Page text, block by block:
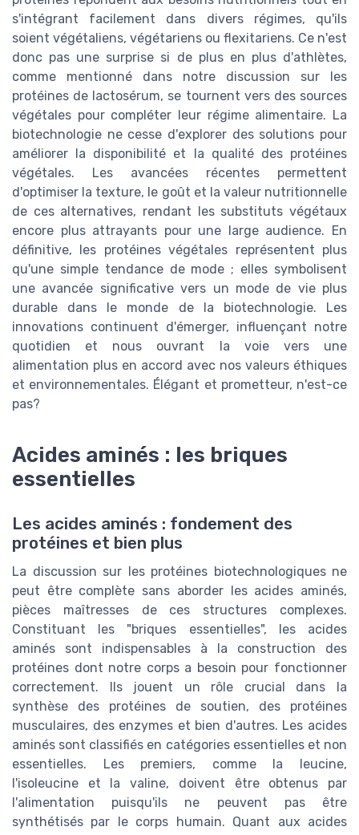
s'intégrant facilement dans divers régimes, qu'ils
soient végétaliens, végétariens ou flexitariens. Ce n'est
donc pas une surprise si de plus en plus d'athlètes,
comme mentionné dans notre discussion sur les
protéines de lactosérum, se tournent vers des sources
végétales pour compléter leur régime alimentaire. La
biotechnologie ne cesse d'explorer des solutions pour
améliorer la disponibilité et la qualité des protéines
végétales. Les avancées récentes permettent
d'optimiser la texture, le goût et la valeur nutritionnelle
de ces alternatives, rendant les substituts végétaux
encore plus attrayants pour une large audience. En
définitive, les protéines végétales représentent plus
qu'une simple tendance de mode ; elles symbolisent
une avancée significative vers un mode de vie plus
durable dans le monde de la biotechnologie. Les
innovations continuent d'émerger, influençant notre
quotidien et nous ouvrant la voie vers une
alimentation plus en accord avec nos valeurs éthiques
et environnementales. Élégant et prometteur, n'est-ce
pas?
Acides aminés : les briques
essentielles
Les acides aminés : fondement des
protéines et bien plus
La discussion sur les protéines biotechnologiques ne
peut être complète sans aborder les acides aminés,
pièces maîtresses de ces structures complexes.
Constituant les "briques essentielles", les acides
aminés sont indispensables à la construction des
protéines dont notre corps a besoin pour fonctionner
correctement. Ils jouent un rôle crucial dans la
synthèse des protéines de soutien, des protéines
musculaires, des enzymes et bien d'autres. Les acides
aminés sont classifiés en catégories essentielles et non
essentielles. Les premiers, comme la leucine,
l'isoleucine et la valine, doivent être obtenus par
l'alimentation puisqu'ils ne peuvent pas être
synthétisés par le corps humain. Quant aux acides